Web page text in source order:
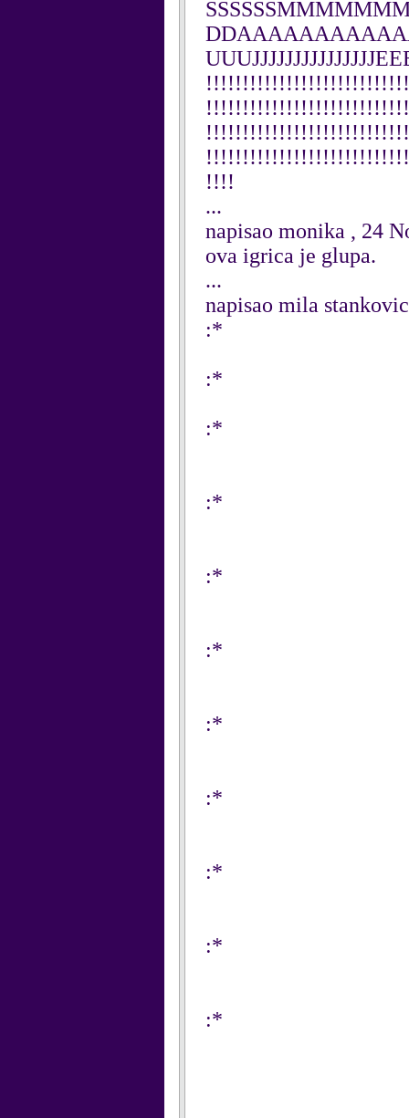
!!!!
...
napisao monika , 24
ova igrica je glupa.
...
napisao mila
:*
:*
:*
:*
:*
:*
:*
:*
:*
:*
:*